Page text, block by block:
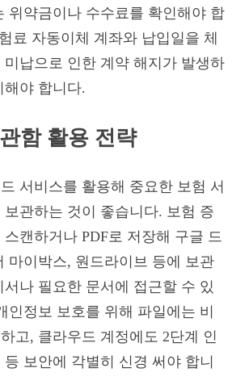
위약금이나 수수료를 확인해야 합
료 자동이체 계좌와 납입일을 체
미납으로 인한 계약 해지가 발생하
해야 합니다.
함 활용 전략
서비스를 활용해 중요한 보험 서
보관하는 것이 좋습니다. 보험 증
캔하거나 PDF로 저장해 구글 드
마이박스, 원드라이브 등에 보관
나 필요한 문서에 접근할 수 있
인정보 보호를 위해 파일에는 비
고, 클라우드 계정에도 2단계 인
보안에 각별히 신경 써야 합니